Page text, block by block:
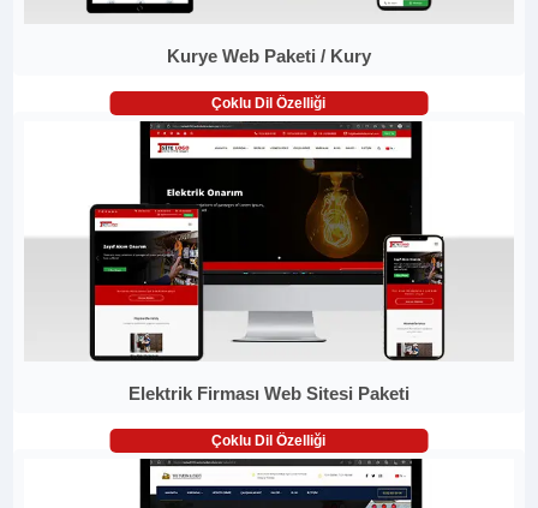
Kurye Web Paketi / Kury
Çoklu Dil Özelliği
Elektrik Firması Web Sitesi Paketi
Çoklu Dil Özelliği